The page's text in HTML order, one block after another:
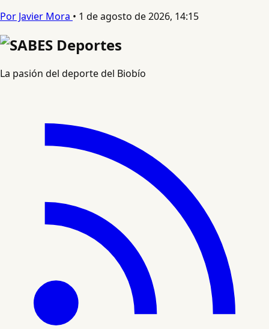
Por Javier Mora • 1 de agosto de 2026, 14:15
La pasión del deporte del Biobío